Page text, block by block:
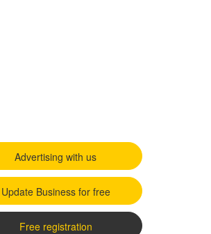
Advertising with us
Update Business for free
Free registration